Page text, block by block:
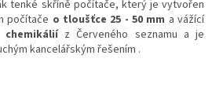
tenké skříně počítače, který je vytvořen
počítače o tloušťce 25 - 50 mm a vážící
chemikáliíz Červeného seznamu a je
kancelářským řešením .